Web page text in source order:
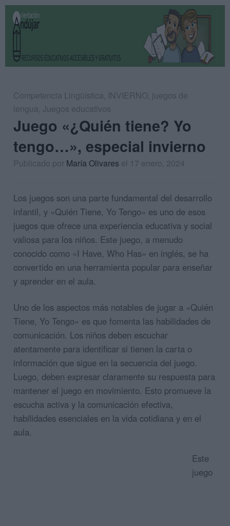
Competencia Lingüística, INVIERNO, juegos de
lengua, Juegos educativos
Juego «¿Quién tiene? Yo
tengo…», especial invierno
Publicado por María Olivares el 17 enero, 2024
Los juegos son una parte fundamental del desarrollo
infantil, y «Quién Tiene, Yo Tengo» es uno de esos
juegos que ofrece una experiencia educativa y social
valiosa para los niños. Este juego, a menudo
conocido como «I Have, Who Has» en inglés, se ha
convertido en una herramienta popular para enseñar
y aprender en el aula.
Uno de los aspectos más notables de jugar a «Quién
Tiene, Yo Tengo» es que fomenta las habilidades de
comunicación. Los niños deben escuchar
atentamente para identificar si tienen la carta o
información que sigue en la secuencia del juego.
Luego, deben expresar claramente su respuesta para
mantener el juego en movimiento. Esto promueve la
escucha activa y la comunicación efectiva,
habilidades esenciales en la vida cotidiana y en el
aula.
Este
juego